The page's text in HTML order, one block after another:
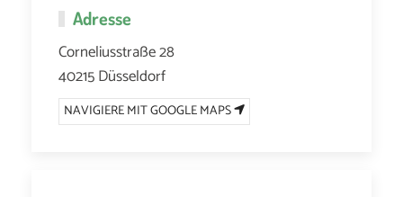
Adresse
Corneliusstraße 28
40215 Düsseldorf
NAVIGIERE MIT GOOGLE MAPS